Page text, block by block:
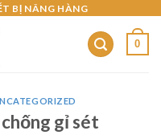
BỊ NÂNG HÀNG
0
gỉ sét